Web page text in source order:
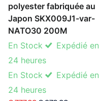
polyester fabriquée au
Japon SKX009J1-var-
NATO30 200M
En Stock
Expédié en
24 heures
En Stock
Expédié en
24 heures